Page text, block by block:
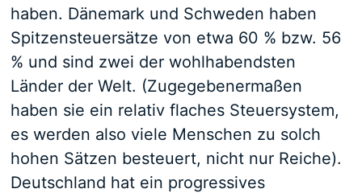
haben. Dänemark und Schweden haben
Spitzensteuersätze von etwa 60 % bzw. 56
% und sind zwei der wohlhabendsten
Länder der Welt. (Zugegebenermaßen
haben sie ein relativ flaches Steuersystem,
es werden also viele Menschen zu solch
hohen Sätzen besteuert, nicht nur Reiche).
Deutschland hat ein progressives